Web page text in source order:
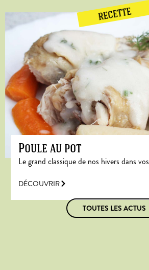
RECETTE
Poule au pot
Le grand classique de nos hivers dans vos
DÉCOUVRIR
TOUTES LES ACTUS